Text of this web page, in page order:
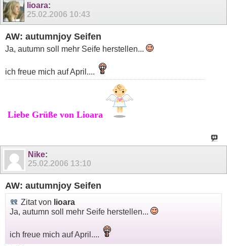
lioara:
25.02.2006 10:43
AW: autumnjoy Seifen
Ja, autumn soll mehr Seife herstellen...
ich freue mich auf April....
Liebe Grüße von Lioara
Nike:
25.02.2006 13:10
AW: autumnjoy Seifen
Zitat von lioara
Ja, autumn soll mehr Seife herstellen...
ich freue mich auf April....